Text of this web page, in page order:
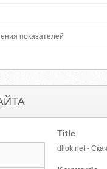
показателей
Title
dllok.net -